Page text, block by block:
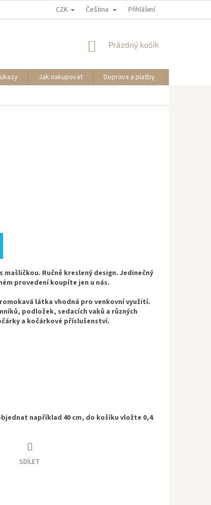
CZK Čeština Přihlášení
NÁKUPNÍ
Prázdný košík
Jak nakupovat Doprava a platby
Ručně kreslený design. Jedinečný
provedení koupíte jen u nás.
látka vhodná pro venkovní využití.
podložek, sedacích vaků a různých
a kočárkové příslušenství.
například 40 cm, do košíku vložte 0,4.
SDÍLET